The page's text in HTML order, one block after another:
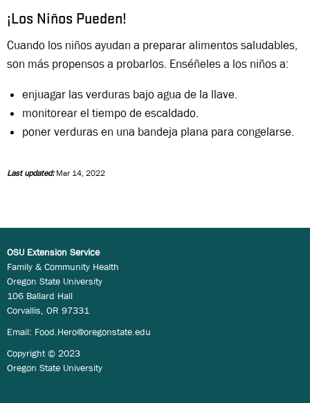
¡Los Niños Pueden!
Cuando los niños ayudan a preparar alimentos saludables,
son más propensos a probarlos. Enséñeles a los niños a:
enjuagar las verduras bajo agua de la llave.
monitorear el tiempo de escaldado.
poner verduras en una bandeja plana para congelarse.
Last updated:Mar 14, 2022
OSU Extension Service
Family & Community Health
Oregon State University
106 Ballard Hall
Corvallis, OR 97331
Email: Food.Hero@oregonstate.edu
Copyright © 2023
Oregon State University